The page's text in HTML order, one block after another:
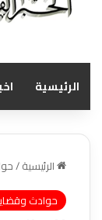
الرئيسية
الرئيسية/
حوادث